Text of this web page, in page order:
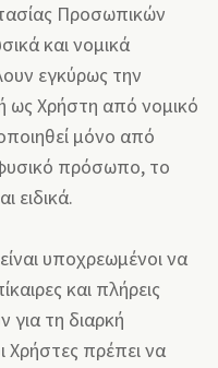
Προσωπικών
και νομικά
εγκύρως την
ως Χρήστη από νομικό
μόνο από
πρόσωπο, το
ειδικά.
υποχρεωμένοι να
και πλήρεις
για τη διαρκή
Χρήστες πρέπει να